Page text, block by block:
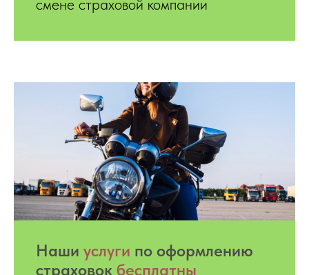
смене страховой компании
Hаши услуги по оформлению
страховок бесплатны